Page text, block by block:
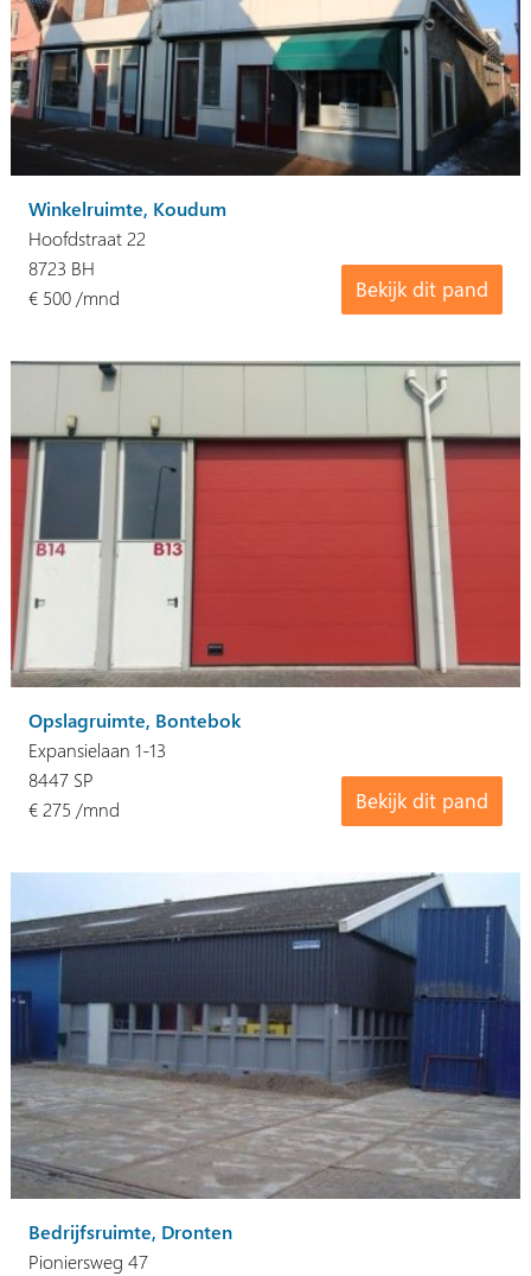
Winkelruimte, Koudum
Hoofdstraat 22
Bekijk dit pand
8723 BH
€ 500 /mnd
Opslagruimte, Bontebok
Expansielaan 1-13
Bekijk dit pand
8447 SP
€ 275 /mnd
Bedrijfsruimte, Dronten
Pioniersweg 47